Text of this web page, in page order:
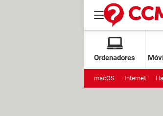
Ordenadores
macOS Internet